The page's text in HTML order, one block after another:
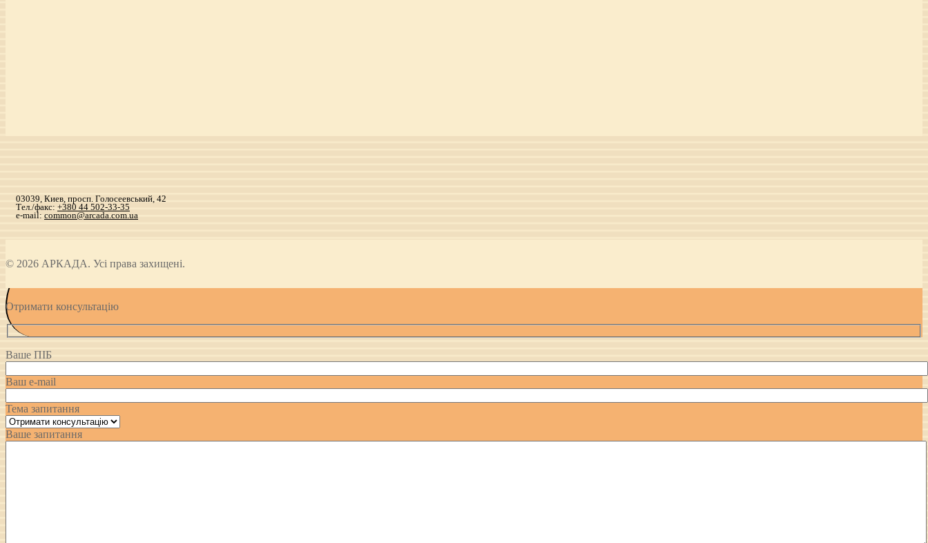
03039, Киев, просп. Голосеевський, 42
Тел./факс: +380 44 502-33-35
e-mail: common@arcada.com.ua
© 2026 АРКАДА. Усі права захищені.
Отримати консультацію
Ваше ПІБ
Ваш e-mail
Тема запитання
Ваше запитання